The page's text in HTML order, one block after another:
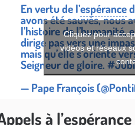
En vertu de l’espérance
avons été sauvés, nous
l’histoire de l’humanité,
dirige pas vers une
mais qu’elle s’oriente
Seigneur de gloire.
— Pape François
Cliquez pour
vidéos et réseaux
à l’espérance